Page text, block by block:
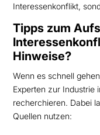
Interessenkonflikt,
Tipps zum
Hinweise?
Wenn es schnell
Experten zur Industrie
recherchieren. Dabei
Quellen nutzen: